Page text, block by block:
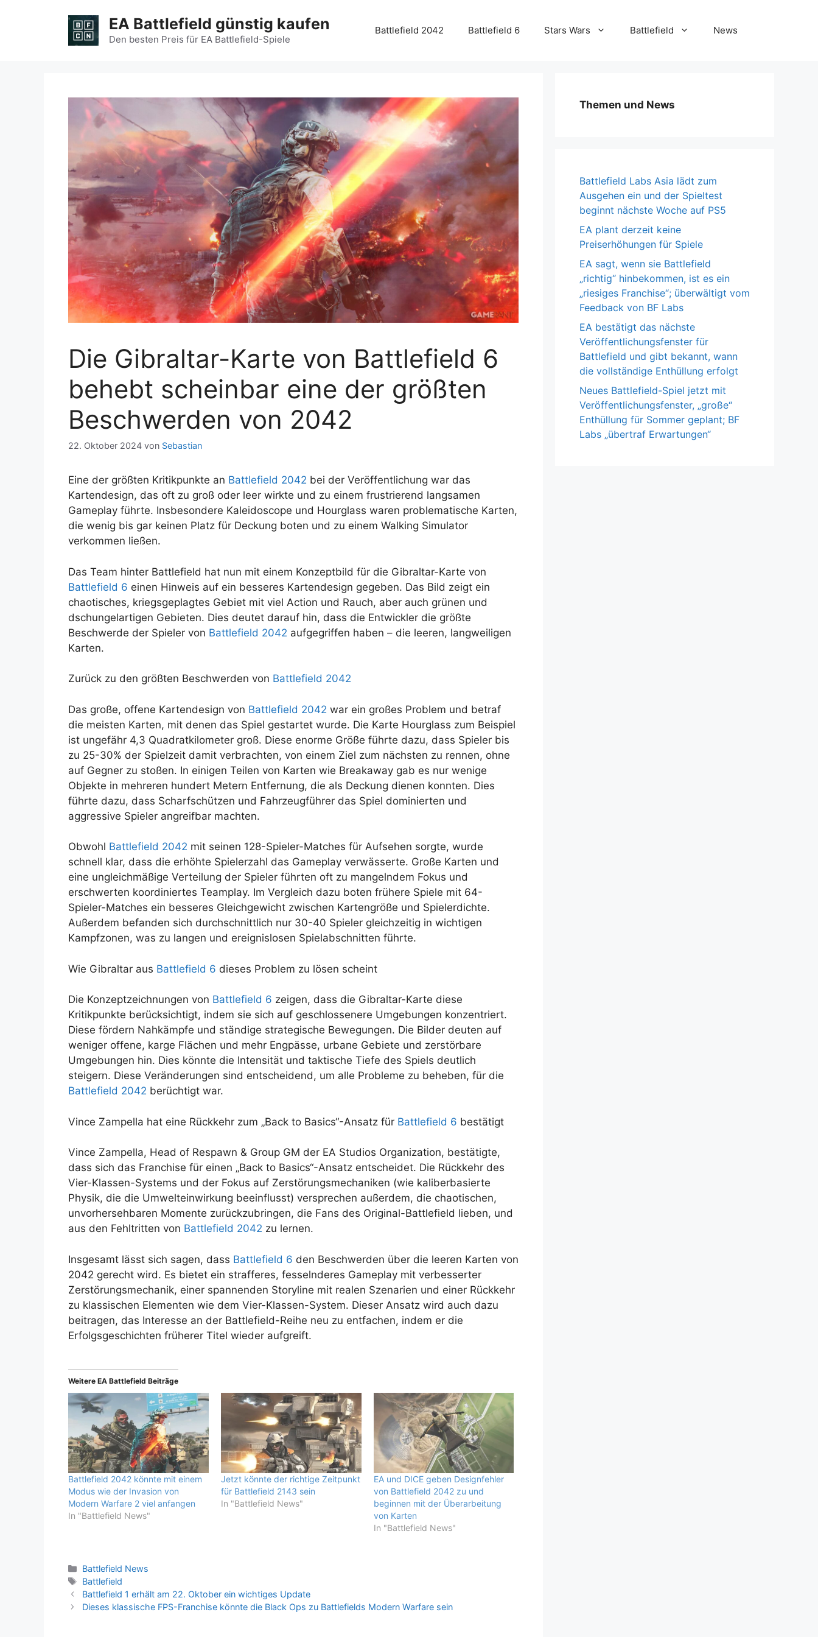
EA Battlefield günstig kaufen
Den besten Preis für EA Battlefield-Spiele
Battlefield 2042 Battlefield 6 Stars Wars Battlefield News
Die Gibraltar-Karte von Battlefield 6
behebt scheinbar eine der größten
Beschwerden von 2042
22. Oktober 2024 von Sebastian
Eine der größten Kritikpunkte an Battlefield 2042 bei der Veröffentlichung war das
Kartendesign, das oft zu groß oder leer wirkte und zu einem frustrierend langsamen
Gameplay führte. Insbesondere Kaleidoscope und Hourglass waren problematische Karten,
die wenig bis gar keinen Platz für Deckung boten und zu einem Walking Simulator
verkommen ließen.
Das Team hinter Battlefield hat nun mit einem Konzeptbild für die Gibraltar-Karte von
Battlefield 6 einen Hinweis auf ein besseres Kartendesign gegeben. Das Bild zeigt ein
chaotisches, kriegsgeplagtes Gebiet mit viel Action und Rauch, aber auch grünen und
dschungelartigen Gebieten. Dies deutet darauf hin, dass die Entwickler die größte
Beschwerde der Spieler von Battlefield 2042 aufgegriffen haben – die leeren, langweiligen
Karten.
Zurück zu den größten Beschwerden von Battlefield 2042
Das große, offene Kartendesign von Battlefield 2042 war ein großes Problem und betraf
die meisten Karten, mit denen das Spiel gestartet wurde. Die Karte Hourglass zum Beispiel
ist ungefähr 4,3 Quadratkilometer groß. Diese enorme Größe führte dazu, dass Spieler bis
zu 25-30% der Spielzeit damit verbrachten, von einem Ziel zum nächsten zu rennen, ohne
auf Gegner zu stoßen. In einigen Teilen von Karten wie Breakaway gab es nur wenige
Objekte in mehreren hundert Metern Entfernung, die als Deckung dienen konnten. Dies
führte dazu, dass Scharfschützen und Fahrzeugführer das Spiel dominierten und
aggressive Spieler angreifbar machten.
Obwohl Battlefield 2042 mit seinen 128-Spieler-Matches für Aufsehen sorgte, wurde
schnell klar, dass die erhöhte Spielerzahl das Gameplay verwässerte. Große Karten und
eine ungleichmäßige Verteilung der Spieler führten oft zu mangelndem Fokus und
erschwerten koordiniertes Teamplay. Im Vergleich dazu boten frühere Spiele mit 64-
Spieler-Matches ein besseres Gleichgewicht zwischen Kartengröße und Spielerdichte.
Außerdem befanden sich durchschnittlich nur 30-40 Spieler gleichzeitig in wichtigen
Kampfzonen, was zu langen und ereignislosen Spielabschnitten führte.
Wie Gibraltar aus Battlefield 6 dieses Problem zu lösen scheint
Die Konzeptzeichnungen von Battlefield 6 zeigen, dass die Gibraltar-Karte diese
Kritikpunkte berücksichtigt, indem sie sich auf geschlossenere Umgebungen konzentriert.
Diese fördern Nahkämpfe und ständige strategische Bewegungen. Die Bilder deuten auf
weniger offene, karge Flächen und mehr Engpässe, urbane Gebiete und zerstörbare
Umgebungen hin. Dies könnte die Intensität und taktische Tiefe des Spiels deutlich
steigern. Diese Veränderungen sind entscheidend, um alle Probleme zu beheben, für die
Battlefield 2042 berüchtigt war.
Vince Zampella hat eine Rückkehr zum „Back to Basics“-Ansatz für Battlefield 6 bestätigt
Vince Zampella, Head of Respawn & Group GM der EA Studios Organization, bestätigte,
dass sich das Franchise für einen „Back to Basics“-Ansatz entscheidet. Die Rückkehr des
Vier-Klassen-Systems und der Fokus auf Zerstörungsmechaniken (wie kaliberbasierte
Physik, die die Umwelteinwirkung beeinflusst) versprechen außerdem, die chaotischen,
unvorhersehbaren Momente zurückzubringen, die Fans des Original-Battlefield lieben, und
aus den Fehltritten von Battlefield 2042 zu lernen.
Insgesamt lässt sich sagen, dass Battlefield 6 den Beschwerden über die leeren Karten von
2042 gerecht wird. Es bietet ein strafferes, fesselnderes Gameplay mit verbesserter
Zerstörungsmechanik, einer spannenden Storyline mit realen Szenarien und einer Rückkehr
zu klassischen Elementen wie dem Vier-Klassen-System. Dieser Ansatz wird auch dazu
beitragen, das Interesse an der Battlefield-Reihe neu zu entfachen, indem er die
Erfolgsgeschichten früherer Titel wieder aufgreift.
Weitere EA Battlefield Beiträge
Battlefield 2042 könnte mit einem
Modus wie der Invasion von
Modern Warfare 2 viel anfangen
In "Battlefield News"
Jetzt könnte der richtige Zeitpunkt
für Battlefield 2143 sein
In "Battlefield News"
EA und DICE geben Designfehler
von Battlefield 2042 zu und
beginnen mit der Überarbeitung
von Karten
In "Battlefield News"
Kategorien
Battlefield News
Schlagwörter
Battlefield
Battlefield 1 erhält am 22. Oktober ein wichtiges Update
Dieses klassische FPS-Franchise könnte die Black Ops zu Battlefields Modern Warfare sein
Themen und News
Battlefield Labs Asia lädt zum
Ausgehen ein und der Spieltest
beginnt nächste Woche auf PS5
EA plant derzeit keine
Preiserhöhungen für Spiele
EA sagt, wenn sie Battlefield
„richtig“ hinbekommen, ist es ein
„riesiges Franchise“; überwältigt vom
Feedback von BF Labs
EA bestätigt das nächste
Veröffentlichungsfenster für
Battlefield und gibt bekannt, wann
die vollständige Enthüllung erfolgt
Neues Battlefield-Spiel jetzt mit
Veröffentlichungsfenster, „große“
Enthüllung für Sommer geplant; BF
Labs „übertraf Erwartungen“